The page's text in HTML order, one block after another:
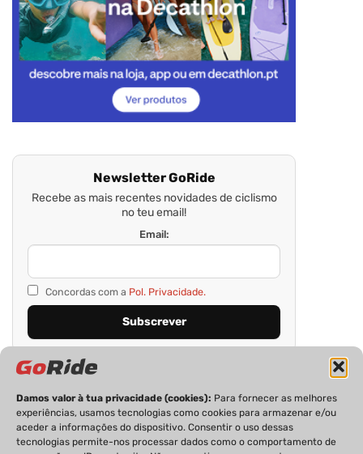
Damos valor à tua privacidade (cookies): Para fornecer as melhores
experiências, usamos tecnologias como cookies para armazenar e/ou
aceder a informações do dispositivo. Consentir o uso dessas
tecnologias permite-nos processar dados como o comportamento de
Newsletter GoRide
Recebe as mais recentes novidades de ciclismo
no teu email!
Email:
Concordas com a Pol. Privacidade.